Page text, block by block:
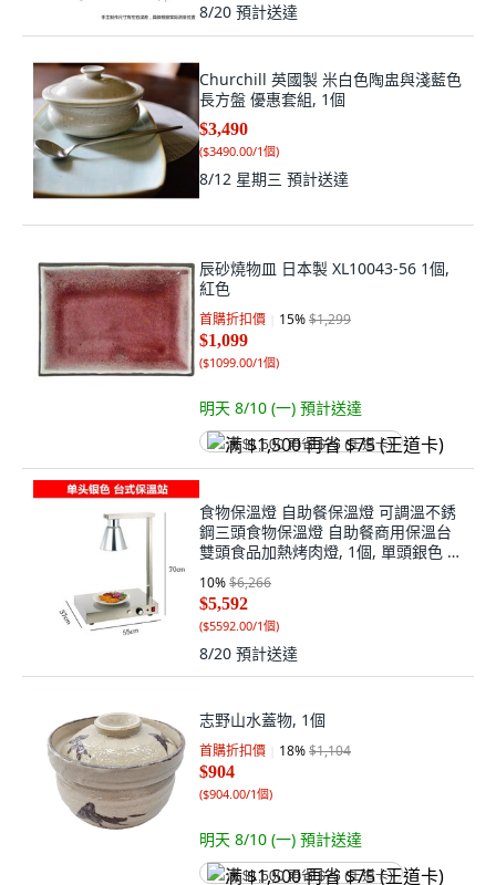
8/20 預計送達
Churchill 英國製 米白色陶盅與淺藍色
長方盤 優惠套組, 1個
$3,490
($3490.00/1個)
8/12 星期三 預計送達
辰砂燒物皿 日本製 XL10043-56 1個,
紅色
首購折扣價 15%$1,299
$1,099
($1099.00/1個)
明天 8/10 (一) 預計送達
满 $1,500 再省 $75 (王道卡)
食物保溫燈 自助餐保溫燈 可調溫不銹
鋼三頭食物保溫燈 自助餐商用保溫台
雙頭食品加熱烤肉燈, 1個, 單頭銀色 台
式保溫燈
10%$6,266
$5,592
($5592.00/1個)
8/20 預計送達
志野山水蓋物, 1個
首購折扣價 18%$1,104
$904
($904.00/1個)
明天 8/10 (一) 預計送達
满 $1,500 再省 $75 (王道卡)